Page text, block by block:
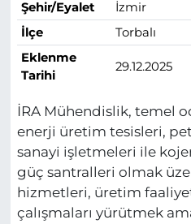
Şehir/Eyalet
İzmir
İlçe
Torbalı
Eklenme
Tarihi
29.12.2025
İRA Mühendislik, temel
enerji üretim tesisleri,
sanayi işletmeleri ile
güç santralleri olmak
hizmetleri, üretim
çalışmaları yürütmek